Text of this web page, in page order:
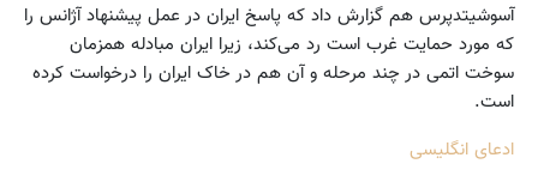
آسوشیتدپرس هم گزارش داد که پاسخ ایران در عمل پیشنهاد آژانس را
که مورد حمایت غرب است رد می‌کند، زیرا ایران مبادله همزمان
سوخت اتمی در چند مرحله و آن هم در خاک ایران را درخواست کرده
است.
ادعای انگلیسی